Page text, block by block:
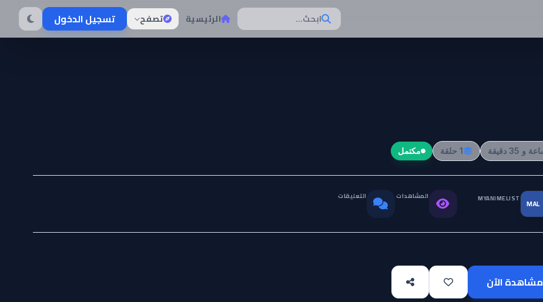
ابحث... الرئيسية تصفح تسجيل الدخول
1 حلقة مكتمل
MAL
MYANIMELIST المشاهدات التعليقات
مشاهدة الآن